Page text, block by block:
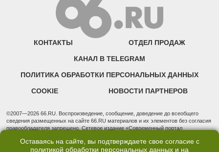
КОНТАКТЫ ОТДЕЛ ПРОДАЖ
КАНАЛ В TELEGRAM
ПОЛИТИКА ОБРАБОТКИ ПЕРСОНАЛЬНЫХ ДАННЫХ
COOKIE НОВОСТИ ПАРТНЕРОВ
©2007—2026 66.RU. Воспроизведение, сообщение, доведение до всеобщего
сведения размещенных на сайте 66.RU материалов и их элементов без согласия
правообладателя запрещено. Сетевое издание «Современный портал
надзору в сфере связи, информационных технологий и массовых коммуникаций
(Роскомнадзор). Регистрационный номер ЭЛ № ФС 77 - 76634 от 02.09.2019
Оставаясь на сайте, вы подтверждаете свое согласие с
политикой обработки персональных данных и на